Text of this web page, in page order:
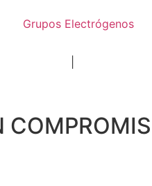
Grupos Electrógenos